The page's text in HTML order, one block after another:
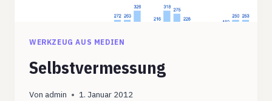
WERKZEUG AUS MEDIEN
Selbstvermessung
Von admin 1. Januar 2012